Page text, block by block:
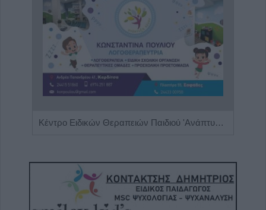
Κέντρο Ειδικών Θεραπειών Παιδιού 'Ανάπτυξη 'Λόγου'